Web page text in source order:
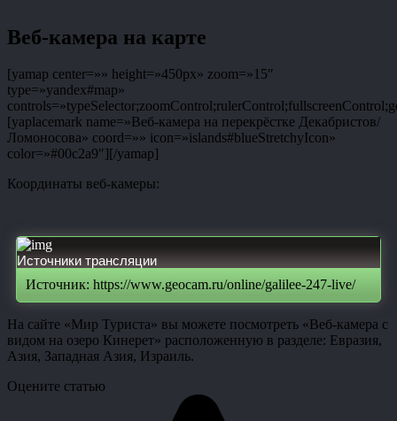
Веб-камера на карте
[yamap center=»» height=»450px» zoom=»15″
type=»yandex#map»
[yaplacemark name=»Веб-камера на перекрёстке Декабристов/
Ломоносова» coord=»» icon=»islands#blueStretchyIcon»
color=»#00c2a9″][/yamap]
Координаты веб-камеры:
Источники трансляции
Источник: https://www.geocam.ru/online/galilee-247-live/
На сайте «Мир Туриста» вы можете посмотреть «Веб-камера с
видом на озеро Кинерет» расположенную в разделе: Евразия,
Азия, Западная Азия, Израиль.
Оцените статью